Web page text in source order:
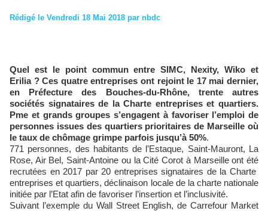
Rédigé le Vendredi 18 Mai 2018 par nbdc
Quel est le point commun entre SIMC, Nexity, Wiko et
Erilia ? Ces quatre entreprises ont rejoint le 17 mai dernier,
en Préfecture des Bouches-du-Rhône, trente autres
sociétés signataires de la Charte entreprises et quartiers.
Pme et grands groupes s’engagent à favoriser l’emploi de
personnes issues des quartiers prioritaires de Marseille où
le taux de chômage grimpe parfois jusqu’à 50%.
771 personnes, des habitants de l’Estaque, Saint-Mauront, La
Rose, Air Bel, Saint-Antoine ou la Cité Corot à Marseille ont été
recrutées en 2017 par 20 entreprises signataires de la Charte
entreprises et quartiers, déclinaison locale de la charte nationale
initiée par l’Etat afin de favoriser l’insertion et l’inclusivité.
Suivant l’exemple du Wall Street English, de Carrefour Market